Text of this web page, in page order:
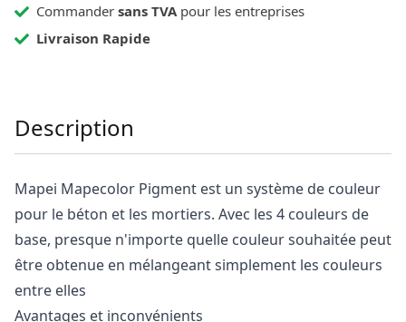
Commander sans TVA pour les entreprises
Livraison Rapide
Description
Mapei Mapecolor Pigment est un système de couleur
pour le béton et les mortiers. Avec les 4 couleurs de
base, presque n'importe quelle couleur souhaitée peut
être obtenue en mélangeant simplement les couleurs
entre elles
Avantages et inconvénients